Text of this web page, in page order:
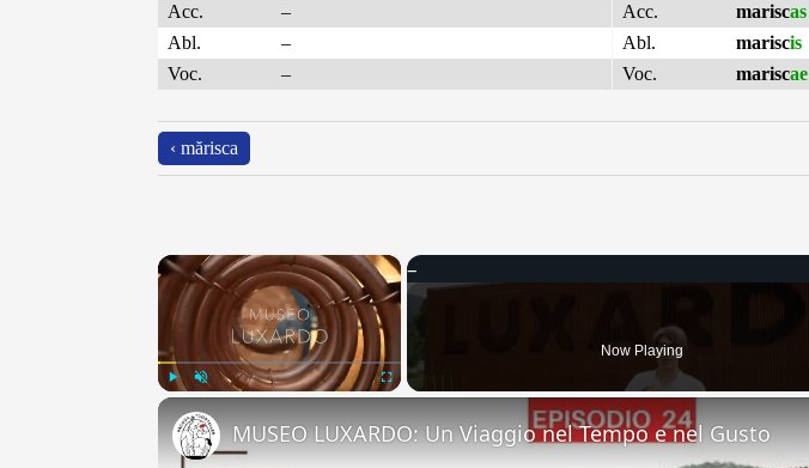
Acc.
–
Abl.
–
Voc.
–
Acc.
mariscas
Abl.
mariscis
Voc.
mariscae
‹ mărisca
×
Now Playing
MUSEO LUXARDO: Un Viaggio nel Tempo e nel Gusto